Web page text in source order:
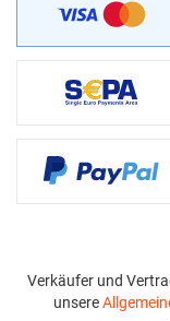
Verkäufer und
unsere